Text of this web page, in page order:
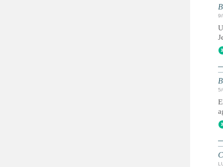
9/
5/